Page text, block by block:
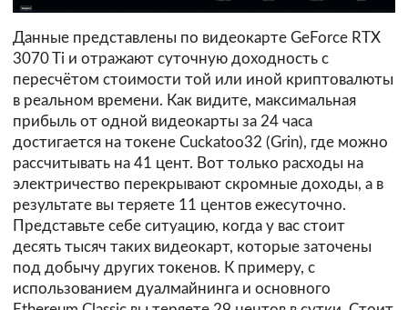
Данные представлены по видеокарте GeForce RTX
3070 Ti и отражают суточную доходность с
пересчётом стоимости той или иной криптовалюты
в реальном времени. Как видите, максимальная
прибыль от одной видеокарты за 24 часа
достигается на токене Cuckatoo32 (Grin), где можно
рассчитывать на 41 цент. Вот только расходы на
электричество перекрывают скромные доходы, а в
результате вы теряете 11 центов ежесуточно.
Представьте себе ситуацию, когда у вас стоит
десять тысяч таких видеокарт, которые заточены
под добычу других токенов. К примеру, с
использованием дуалмайнинга и основного